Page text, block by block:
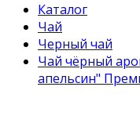
Каталог
Чай
Черный чай
Чай чёрный
апельсин"